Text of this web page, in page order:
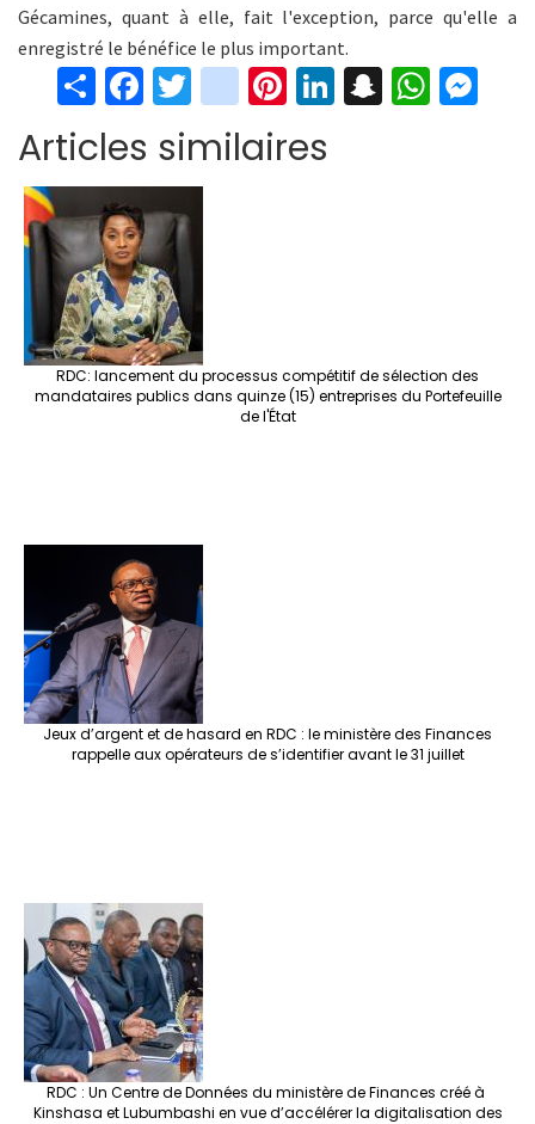
Gécamines, quant à elle, fait l'exception, parce qu'elle a
enregistré le bénéfice le plus important.
S
h
ar
e
Fa
ce
b
o
o
k
T
wi
tt
er
in
st
ag
Pi
er
Li S W
Articles similaires
RDC: lancement du processus compétitif de sélection des
mandataires publics dans quinze (15) entreprises du Portefeuille
de l'État
Jeux d’argent et de hasard en RDC : le ministère des Finances
rappelle aux opérateurs de s’identifier avant le 31 juillet
RDC : Un Centre de Données du ministère de Finances créé à
Kinshasa et Lubumbashi en vue d’accélérer la digitalisation des